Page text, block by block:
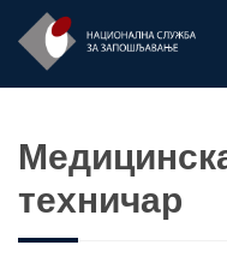
техничар